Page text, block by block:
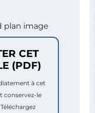
CET
(PDF)
à cet
conservez-le